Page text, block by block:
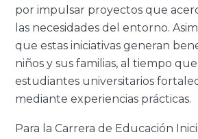
por impulsar proyectos que
las necesidades del entorno.
que estas iniciativas generan
niños y sus familias, al tiempo
estudiantes universitarios
mediante experiencias prácticas.
Para la Carrera de Educación